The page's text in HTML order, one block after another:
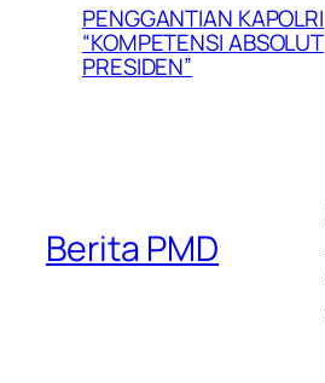
PENGGANTIAN KAPOLRI
“KOMPETENSI ABSOLUT
PRESIDEN”
Berita PMD